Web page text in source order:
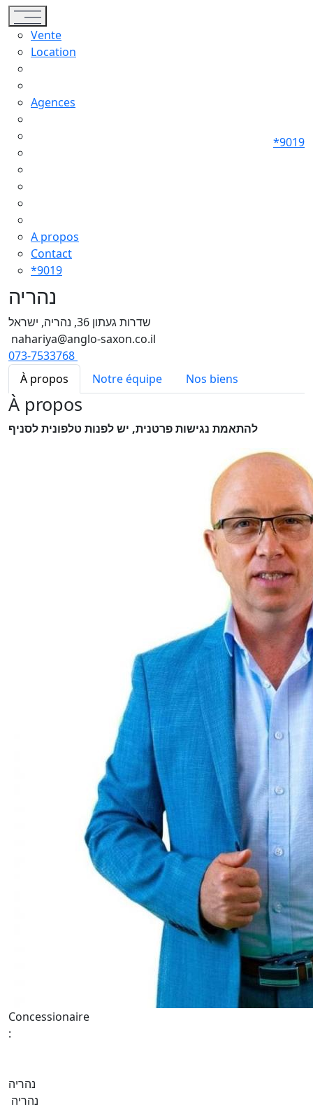
Toggle navigation
Vente
Location
Agences
A propos
Contact
*9019
*9019
נהריה
שדרות געתון 36, נהריה, ישראל
nahariya@anglo-saxon.co.il
073-7533768
À propos
Notre équipe Nos biens
À propos
להתאמת נגישות פרטנית, יש לפנות טלפונית לסניף
Concessionaire
:
נהריה
נהריה